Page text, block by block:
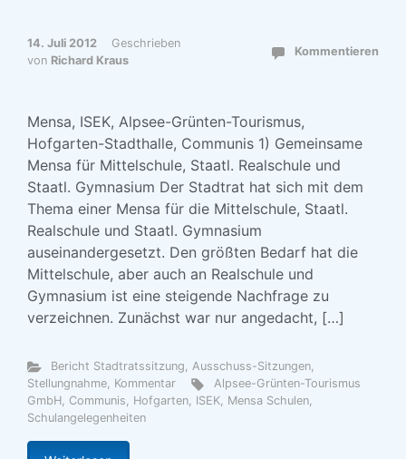
14. Juli 2012
Geschrieben
von Richard Kraus
Kommentieren
Mensa, ISEK, Alpsee-Grünten-Tourismus,
Hofgarten-Stadthalle, Communis 1) Gemeinsame
Mensa für Mittelschule, Staatl. Realschule und
Staatl. Gymnasium Der Stadtrat hat sich mit dem
Thema einer Mensa für die Mittelschule, Staatl.
Realschule und Staatl. Gymnasium
auseinandergesetzt. Den größten Bedarf hat die
Mittelschule, aber auch an Realschule und
Gymnasium ist eine steigende Nachfrage zu
verzeichnen. Zunächst war nur angedacht, […]
Bericht Stadtratssitzung, Ausschuss-Sitzungen,
Stellungnahme, Kommentar
Alpsee-Grünten-Tourismus
GmbH, Communis, Hofgarten, ISEK, Mensa Schulen,
Schulangelegenheiten